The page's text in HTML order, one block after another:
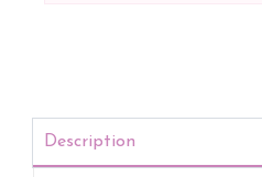
Description